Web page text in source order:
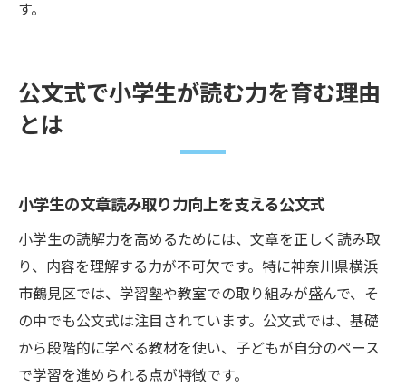
す。
公文式で小学生が読む力を育む理由
とは
小学生の文章読み取り力向上を支える公文式
小学生の読解力を高めるためには、文章を正しく読み取
り、内容を理解する力が不可欠です。特に神奈川県横浜
市鶴見区では、学習塾や教室での取り組みが盛んで、そ
の中でも公文式は注目されています。公文式では、基礎
から段階的に学べる教材を使い、子どもが自分のペース
で学習を進められる点が特徴です。